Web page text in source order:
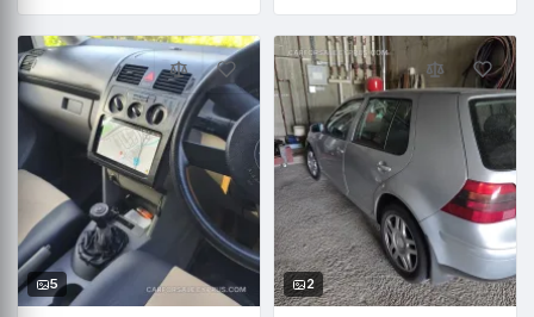
5 2